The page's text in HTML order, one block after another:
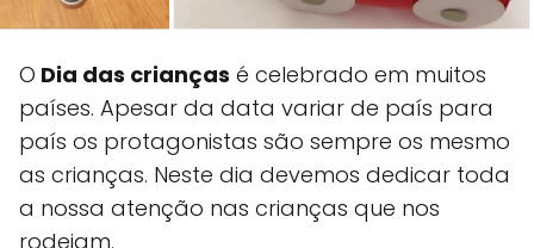
O Dia das crianças é celebrado em muitos
países. Apesar da data variar de país para
país os protagonistas são sempre os mesmo
as crianças. Neste dia devemos dedicar toda
a nossa atenção nas crianças que nos
rodeiam.